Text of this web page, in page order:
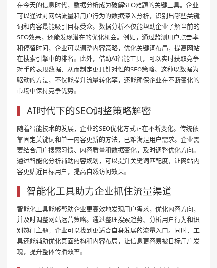
在今天的信息时代，数据分析成为破解SEO难题的关键工具。企业
可以通过对网站流量和用户行为的数据深入分析，识别出哪些关键
词和内容最能吸引目标受众。数据分析不仅能帮助企业了解当前的
SEO效果，还能发现潜在的优化机会。例如，通过监测用户点击率
和停留时间，企业可以调整内容策略，优化关键词布局，提高网站
在搜索引擎中的排名。此外，借助AI智能工具，可以实时获取竞争
对手的表现数据，从而制定更具针对性的SEO策略。这种以数据为
驱动的方法，不仅能提升流量转化率，还能确保企业在不断变化的
市场中保持竞争优势。
AI时代下的SEO调整策略解密
随着智能技术的发展，企业的SEO优化方式正在不断变化。传统依
靠固定关键词和单一内容更新的方法，已难满足用户需求。企业需
要结合用户搜索习惯、内容质量和数据变化，及时调整优化方向。
通过智能化分析辅助内容规划，可以提升关键词匹配度，让网站内
容更贴近目标用户，提高自然访问效果。
智能化工具助力企业抓住流量渠道
智能化工具能够帮助企业更高效地发现用户需求，优化内容方向，
并及时调整网站运营策略。通过整理搜索趋势、分析用户行为和识
别热门主题，企业可以找到更适合自身发展的流量入口。同时，工
具还能辅助优化页面结构和内容布局，让信息更容易被目标用户发
现，提升整体传播效率。